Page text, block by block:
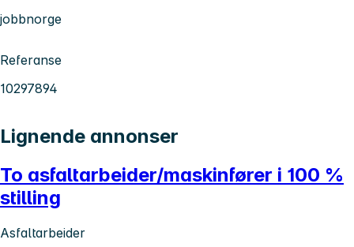
jobbnorge
Referanse
10297894
Lignende annonser
To asfaltarbeider/maskinfører i 100 %
stilling
Asfaltarbeider